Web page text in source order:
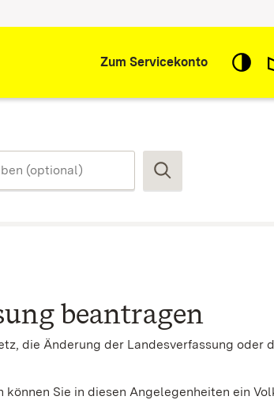
Zum Servicekonto
Suchen
beantragen
die Änderung der Landesverfassung oder
Sie in diesen Angelegenheiten ein